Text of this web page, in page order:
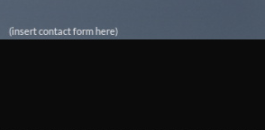
(insert contact form here)